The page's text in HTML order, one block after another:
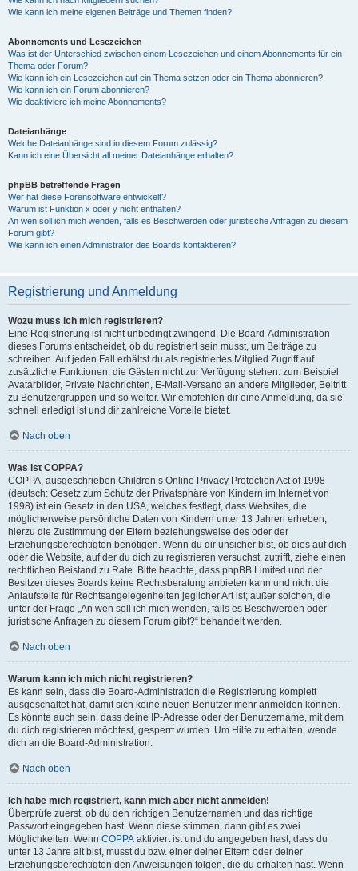
Wie kann ich meine eigenen Beiträge und Themen finden?
Abonnements und Lesezeichen
Was ist der Unterschied zwischen einem Lesezeichen und einem Abonnements für ein
Thema oder Forum?
Wie kann ich ein Lesezeichen auf ein Thema setzen oder ein Thema abonnieren?
Wie kann ich ein Forum abonnieren?
Wie deaktiviere ich meine Abonnements?
Dateianhänge
Welche Dateianhänge sind in diesem Forum zulässig?
Kann ich eine Übersicht all meiner Dateianhänge erhalten?
phpBB betreffende Fragen
Wer hat diese Forensoftware entwickelt?
Warum ist Funktion x oder y nicht enthalten?
An wen soll ich mich wenden, falls es Beschwerden oder juristische Anfragen zu diesem
Forum gibt?
Wie kann ich einen Administrator des Boards kontaktieren?
Registrierung und Anmeldung
Wozu muss ich mich registrieren?
Eine Registrierung ist nicht unbedingt zwingend. Die Board-Administration
dieses Forums entscheidet, ob du registriert sein musst, um Beiträge zu
schreiben. Auf jeden Fall erhältst du als registriertes Mitglied Zugriff auf
zusätzliche Funktionen, die Gästen nicht zur Verfügung stehen: zum Beispiel
Avatarbilder, Private Nachrichten, E-Mail-Versand an andere Mitglieder, Beitritt
zu Benutzergruppen und so weiter. Wir empfehlen dir eine Anmeldung, da sie
schnell erledigt ist und dir zahlreiche Vorteile bietet.
Nach oben
Was ist COPPA?
COPPA, ausgeschrieben Children’s Online Privacy Protection Act of 1998
(deutsch: Gesetz zum Schutz der Privatsphäre von Kindern im Internet von
1998) ist ein Gesetz in den USA, welches festlegt, dass Websites, die
möglicherweise persönliche Daten von Kindern unter 13 Jahren erheben,
hierzu die Zustimmung der Eltern beziehungsweise des oder der
Erziehungsberechtigten benötigen. Wenn du dir unsicher bist, ob dies auf dich
oder die Website, auf der du dich zu registrieren versuchst, zutrifft, ziehe einen
rechtlichen Beistand zu Rate. Bitte beachte, dass phpBB Limited und der
Besitzer dieses Boards keine Rechtsberatung anbieten kann und nicht die
Anlaufstelle für Rechtsangelegenheiten jeglicher Art ist; außer solchen, die
unter der Frage „An wen soll ich mich wenden, falls es Beschwerden oder
juristische Anfragen zu diesem Forum gibt?“ behandelt werden.
Nach oben
Warum kann ich mich nicht registrieren?
Es kann sein, dass die Board-Administration die Registrierung komplett
ausgeschaltet hat, damit sich keine neuen Benutzer mehr anmelden können.
Es könnte auch sein, dass deine IP-Adresse oder der Benutzername, mit dem
du dich registrieren möchtest, gesperrt wurden. Um Hilfe zu erhalten, wende
dich an die Board-Administration.
Nach oben
Ich habe mich registriert, kann mich aber nicht anmelden!
Überprüfe zuerst, ob du den richtigen Benutzernamen und das richtige
Passwort eingegeben hast. Wenn diese stimmen, dann gibt es zwei
Möglichkeiten. Wenn COPPA aktiviert ist und du angegeben hast, dass du
unter 13 Jahre alt bist, musst du bzw. einer deiner Eltern oder deiner
Erziehungsberechtigten den Anweisungen folgen, die du erhalten hast. Wenn